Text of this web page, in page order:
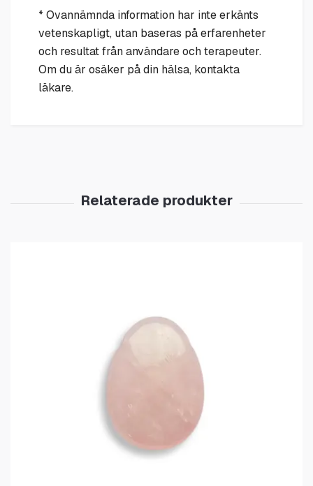
* Ovannämnda information har inte erkänts
vetenskapligt, utan baseras på erfarenheter
och resultat från användare och terapeuter.
Om du är osäker på din hälsa, kontakta
läkare.